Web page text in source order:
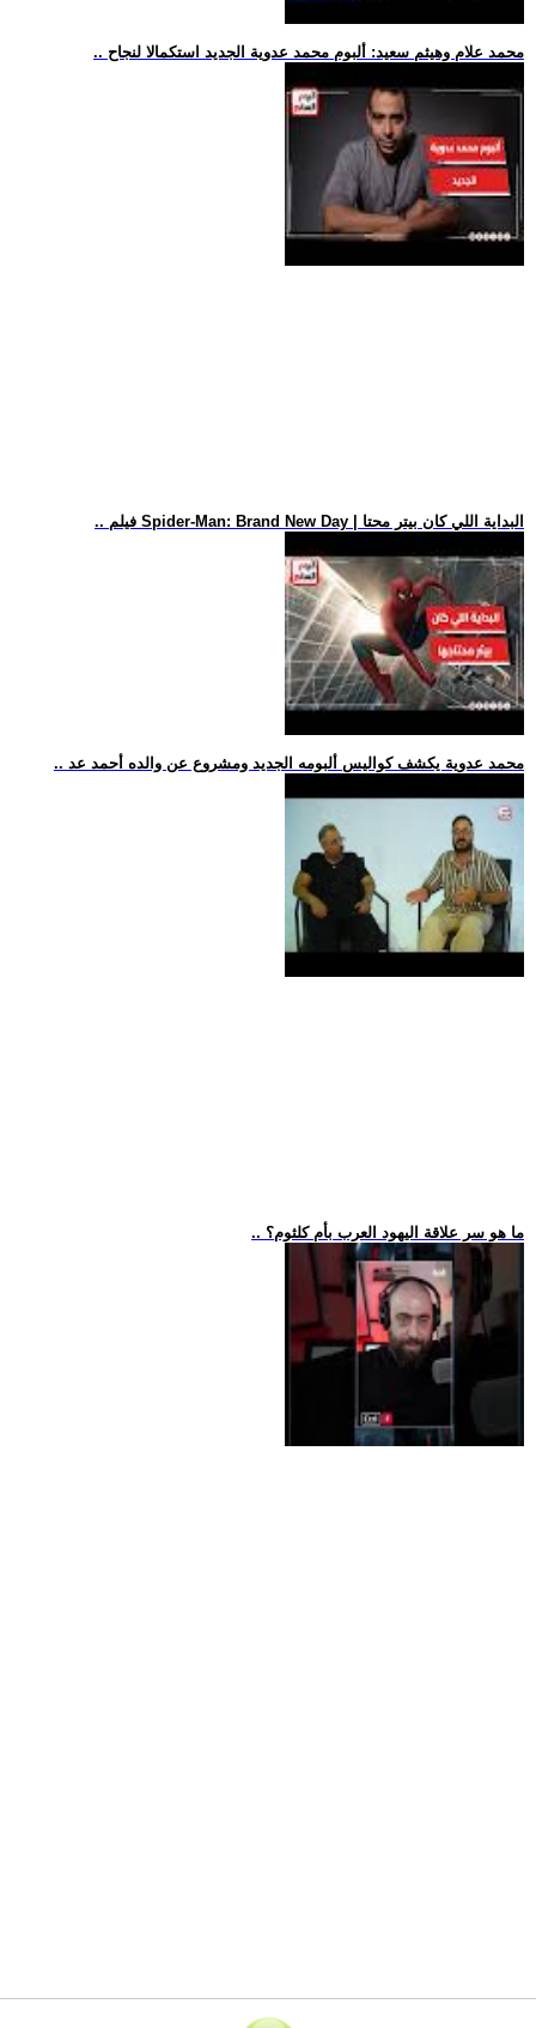
.. محمد علام وهيثم سعيد: ألبوم محمد عدوية الجديد استكمالا لنجاح
.. فيلم Spider-Man: Brand New Day | البداية اللي كان بيتر محتا
.. محمد عدوية يكشف كواليس ألبومه الجديد ومشروع عن والده أحمد عد
.. ما هو سر علاقة اليهود العرب بأم كلثوم؟